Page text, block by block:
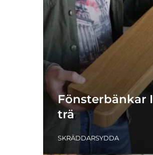
Fönsterbänkar I
trä
SKRÄDDARSYDDA